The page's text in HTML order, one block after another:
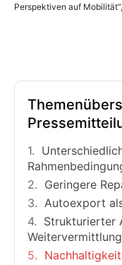
Perspektiven auf
Geringere
Autoexport
Strukturierter
Weitervermittlung